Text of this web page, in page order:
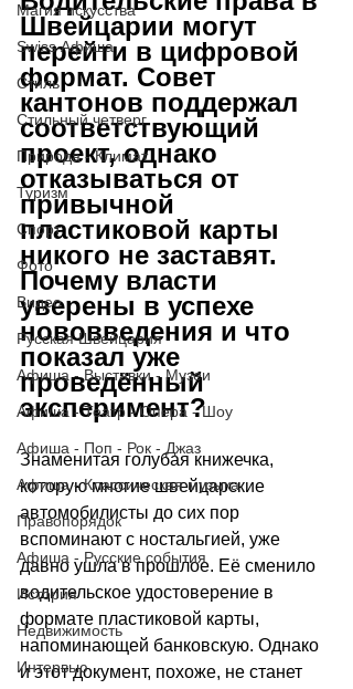
Магия искусства
Swiss Афиша
Стиль
Стильный четверг
Природа - Климат
Туризм
Спорт
Фото
Видео
Русская Швейцария
Афиша - Выставки - Музеи
Афиша - Театр - Опера - Шоу
Афиша - Поп - Рок - Джаз
Афиша - Классическая музыка
Правопорядок
Афиша - Русские события
История
Недвижимость
Интервью
Швейцарии могут
перейти в цифровой
формат. Совет
кантонов поддержал
соответствующий
проект, однако
отказываться от
привычной
пластиковой карты
никого не заставят.
Почему власти
уверены в успехе
нововведения и что
показал уже
проведённый
эксперимент?
Знаменитая голубая книжечка,
которую многие швейцарские
автомобилисты до сих пор
вспоминают с ностальгией, уже
давно ушла в прошлое. Её сменило
водительское удостоверение в
формате пластиковой карты,
напоминающей банковскую. Однако
и этот документ, похоже, не станет